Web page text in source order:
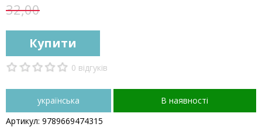
32,00
Купити
0 відгуків
українська
В наявності
Артикул: 9789669474315